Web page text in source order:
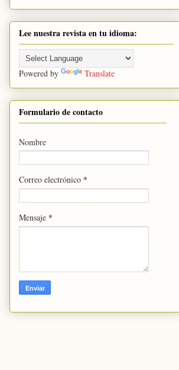
Lee nuestra revista en tu idioma:
Powered by Translate
Formulario de contacto
Nombre
Correo electrónico *
Mensaje *